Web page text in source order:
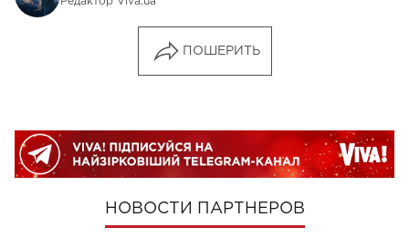
ПОШЕРИТЬ
НОВОСТИ ПАРТНЕРОВ